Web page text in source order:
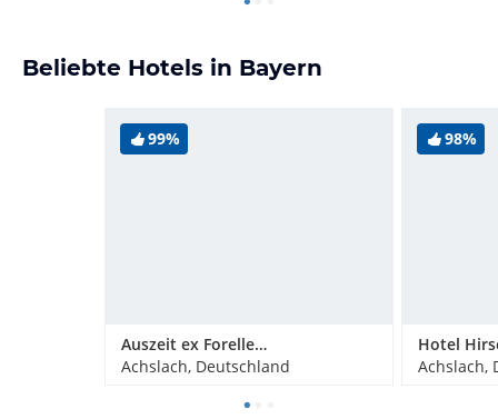
Beliebte Hotels in Bayern
99%
Auszeit ex Forellenhof (Vorgänger-Hotel - existiert nicht mehr)
Achslach, Deutschland
98%
Hotel
Achslach,